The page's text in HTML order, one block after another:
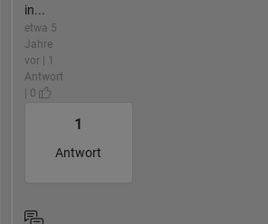
in...
etwa 5
Jahre
vor | 1
Antwort
| 0
1
Antwort